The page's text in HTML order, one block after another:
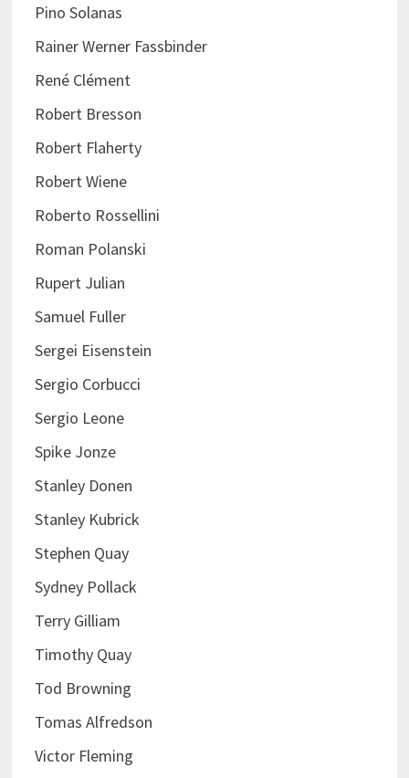
Pino Solanas
Rainer Werner Fassbinder
René Clément
Robert Bresson
Robert Flaherty
Robert Wiene
Roberto Rossellini
Roman Polanski
Rupert Julian
Samuel Fuller
Sergei Eisenstein
Sergio Corbucci
Sergio Leone
Spike Jonze
Stanley Donen
Stanley Kubrick
Stephen Quay
Sydney Pollack
Terry Gilliam
Timothy Quay
Tod Browning
Tomas Alfredson
Victor Fleming